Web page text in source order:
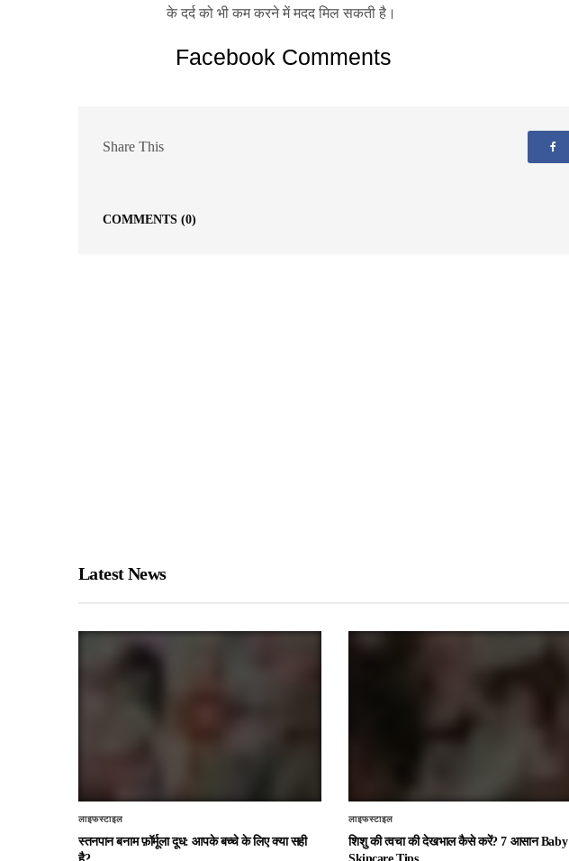
के दर्द को भी कम करने में मदद मिल सकती है।
Facebook Comments
Share This
COMMENTS (0)
Latest News
लाइफस्टाइल
स्तनपान बनाम फ़ॉर्मूला दूध: आपके बच्चे के लिए क्या सही
लाइफस्टाइल
शिशु की त्वचा की देखभाल कैसे करें? 7 आसान Baby